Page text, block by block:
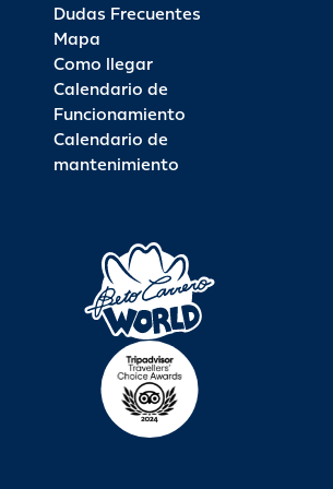
Dudas Frecuentes
Mapa
Como llegar
Calendario de
Funcionamiento
Calendario de
mantenimiento